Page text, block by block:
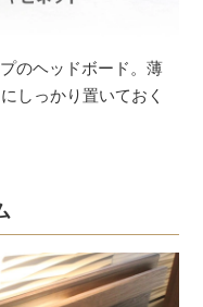
のヘッドボード。薄
しっかり置いておく